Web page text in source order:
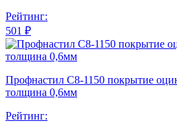
Рейтинг:
501 ₽
Профнастил С8-1150 покрытие
толщина 0,6мм
Рейтинг: